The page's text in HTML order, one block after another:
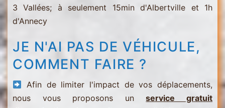
3 Vallées; à seulement 15min d'Albertville et 1h
d'Annecy
JE N'AI PAS DE VÉHICULE,
COMMENT FAIRE ?
Afin de limiter l'impact de vos déplacements,
nous vous proposons unservice gratuit